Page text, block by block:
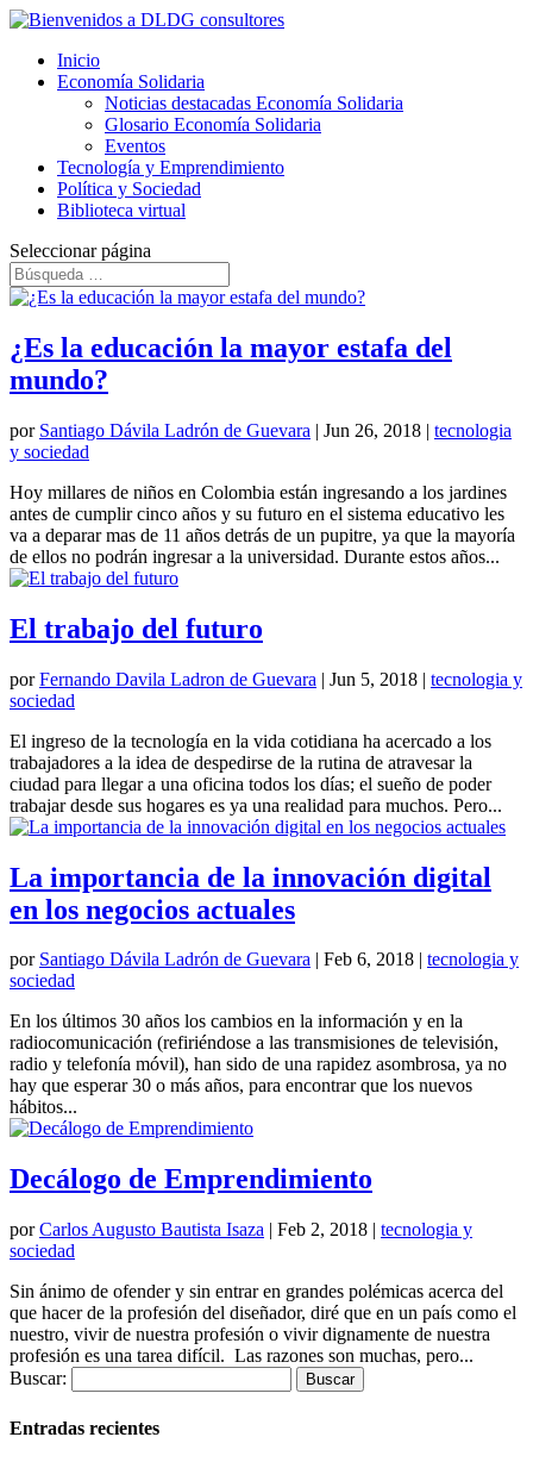
Inicio
Economía Solidaria
Noticias destacadas Economía Solidaria
Glosario Economía Solidaria
Eventos
Tecnología y Emprendimiento
Política y Sociedad
Biblioteca virtual
Seleccionar página
¿Es la educación la mayor estafa del
mundo?
por Santiago Dávila Ladrón de Guevara | Jun 26, 2018 | tecnologia
y sociedad
Hoy millares de niños en Colombia están ingresando a los jardines
antes de cumplir cinco años y su futuro en el sistema educativo les
va a deparar mas de 11 años detrás de un pupitre, ya que la mayoría
de ellos no podrán ingresar a la universidad. Durante estos años...
El trabajo del futuro
porFernando Davila Ladron de Guevara | Jun 5, 2018 | tecnologia y
sociedad
El ingreso de la tecnología en la vida cotidiana ha acercado a los
trabajadores a la idea de despedirse de la rutina de atravesar la
ciudad para llegar a una oficina todos los días; el sueño de poder
trabajar desde sus hogares es ya una realidad para muchos. Pero...
La importancia de la innovación digital
en los negocios actuales
por Santiago Dávila Ladrón de Guevara | Feb 6, 2018 | tecnologia y
sociedad
En los últimos 30 años los cambios en la información y en la
radiocomunicación (refiriéndose a las transmisiones de televisión,
radio y telefonía móvil), han sido de una rapidez asombrosa, ya no
hay que esperar 30 o más años, para encontrar que los nuevos
hábitos...
Decálogo de Emprendimiento
porCarlos Augusto Bautista Isaza | Feb 2, 2018 | tecnologia y
sociedad
Sin ánimo de ofender y sin entrar en grandes polémicas acerca del
que hacer de la profesión del diseñador, diré que en un país como el
nuestro, vivir de nuestra profesión o vivir dignamente de nuestra
profesión es una tarea difícil. Las razones son muchas, pero...
Buscar:
Entradas recientes